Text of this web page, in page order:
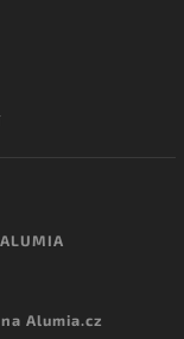
Alumia.cz